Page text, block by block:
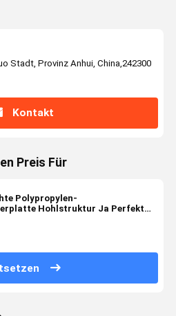
Stadt, Provinz Anhui, China,242300
Kontakt
Preis Für
Polypropylen-
Hohlstruktur Ja Perfekt